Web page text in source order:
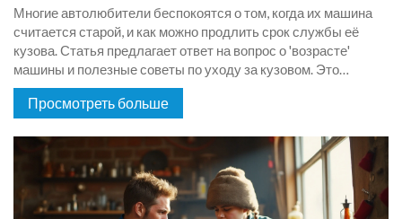
Многие автолюбители беспокоятся о том, когда их машина
считается старой, и как можно продлить срок службы её
кузова. Статья предлагает ответ на вопрос о 'возрасте'
машины и полезные советы по уходу за кузовом. Это
поможет сохранить машину в хорошем состоянии дольше.
Мы рассмотрим год выпуска машины, факторы, влияющие
защитить кузов от ржавчины и повреждений.
Просмотреть больше